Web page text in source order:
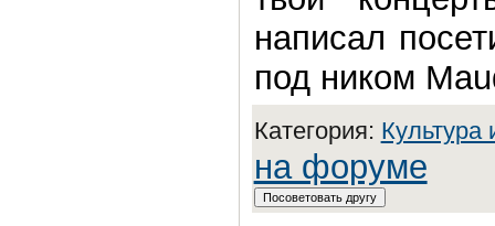
написал
под ником
Категория: Культура
на форуме